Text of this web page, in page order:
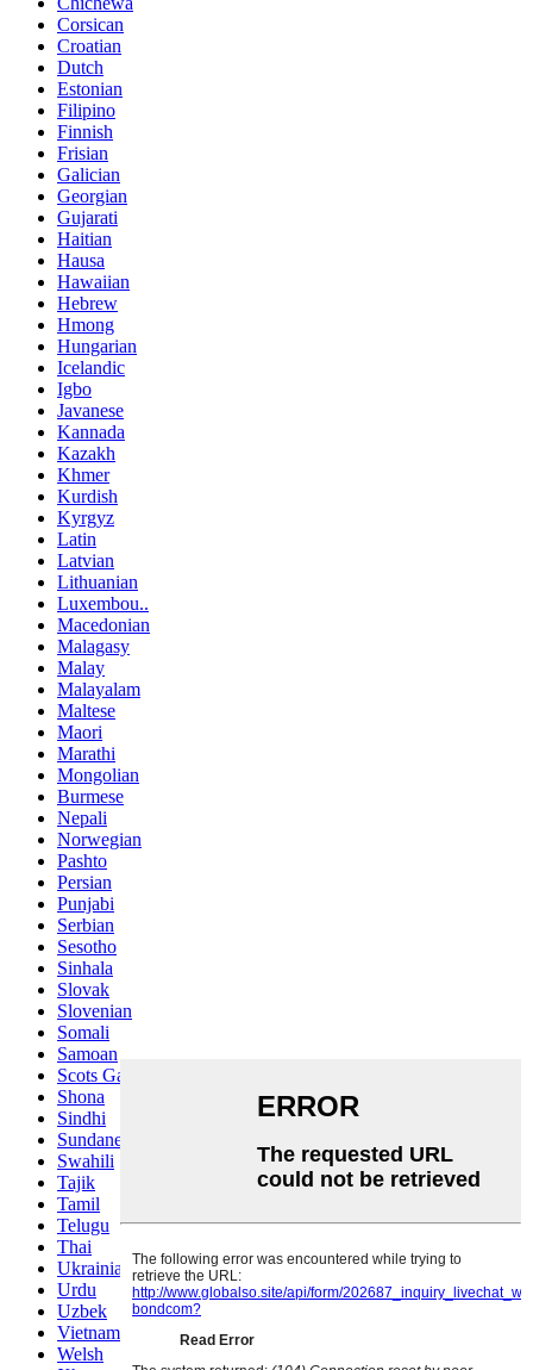
Corsican
Croatian
Dutch
Estonian
Filipino
Finnish
Frisian
Galician
Georgian
Gujarati
Haitian
Hausa
Hawaiian
Hebrew
Hmong
Hungarian
Icelandic
Igbo
Javanese
Kannada
Kazakh
Khmer
Kurdish
Kyrgyz
Latin
Latvian
Lithuanian
Luxembou..
Macedonian
Malagasy
Malay
Malayalam
Maltese
Maori
Marathi
Mongolian
Burmese
Nepali
Norwegian
Pashto
Persian
Punjabi
Serbian
Sesotho
Sinhala
Slovak
Slovenian
Somali
Samoan
Scots Gaelic
Shona
Sindhi
Sundanese
Swahili
Tajik
Tamil
Telugu
Thai
Ukrainian
Urdu
Uzbek
Vietnamese
Welsh